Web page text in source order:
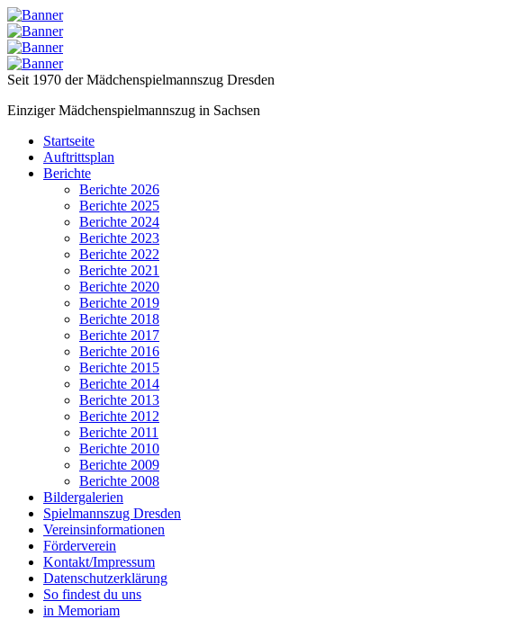
Seit 1970 der Mädchenspielmannszug Dresden
Einziger Mädchenspielmannszug in Sachsen
Startseite
Auftrittsplan
Berichte
Berichte 2026
Berichte 2025
Berichte 2024
Berichte 2023
Berichte 2022
Berichte 2021
Berichte 2020
Berichte 2019
Berichte 2018
Berichte 2017
Berichte 2016
Berichte 2015
Berichte 2014
Berichte 2013
Berichte 2012
Berichte 2011
Berichte 2010
Berichte 2009
Berichte 2008
Bildergalerien
Spielmannszug Dresden
Vereinsinformationen
Förderverein
Kontakt/Impressum
Datenschutzerklärung
So findest du uns
in Memoriam